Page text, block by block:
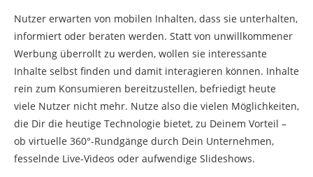
Nutzer erwarten von mobilen Inhalten, dass sie unterhalten,
informiert oder beraten werden. Statt von unwillkommener
Werbung überrollt zu werden, wollen sie interessante
Inhalte selbst finden und damit interagieren können. Inhalte
rein zum Konsumieren bereitzustellen, befriedigt heute
viele Nutzer nicht mehr. Nutze also die vielen Möglichkeiten,
die Dir die heutige Technologie bietet, zu Deinem Vorteil –
ob virtuelle 360°-Rundgänge durch Dein Unternehmen,
fesselnde Live-Videos oder aufwendige Slideshows.